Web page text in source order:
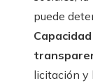
puede
licitación y